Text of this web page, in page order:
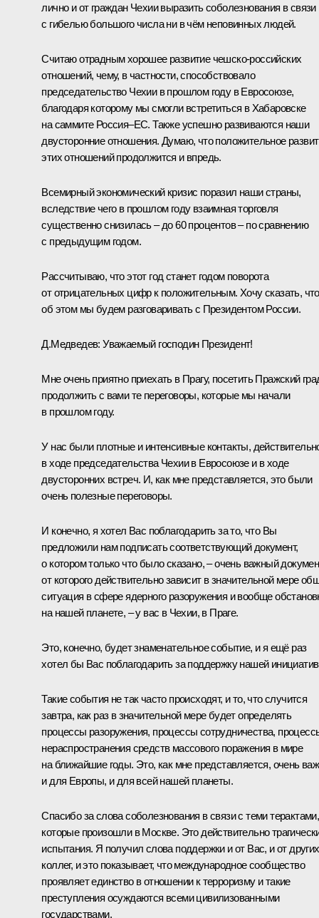
лично и от граждан Чехии выразить соболезнования в связи
с гибелью большого числа ни в чём неповинных людей.
Считаю отрадным хорошее развитие чешско-российских
отношений, чему, в частности, способствовало
председательство Чехии в прошлом году в Евросоюзе,
благодаря которому мы смогли встретиться в Хабаровске
насаммите Россия–ЕС. Также успешно развиваются наши
двусторонние отношения. Думаю, что положительное
этих отношений продолжится и впредь.
Всемирный экономический кризис поразил наши страны,
вследствие чего в прошлом году взаимная торговля
существенно снизилась – до 60 процентов – по сравнению
с предыдущим годом.
Рассчитываю, что этот год станет годом поворота
от отрицательных цифр к положительным. Хочу сказать, что
об этом мы будем разговаривать с Президентом России.
Д.Медведев:Уважаемый господин Президент!
Мне очень приятно приехать в Прагу, посетить Пражский
продолжить с вами те переговоры, которые мы начали
в прошлом году.
У нас были плотные и интенсивные контакты,
в ходе председательства Чехии в Евросоюзе и в ходе
двусторонних встреч. И, как мне представляется, это были
очень полезные переговоры.
И конечно, я хотел Вас поблагодарить за то, что Вы
предложили нам подписать соответствующий документ,
о котором только что было сказано, – очень важный
от которого действительно зависит в значительной мере
ситуация в сфере ядерного разоружения и вообще
на нашей планете, – у вас в Чехии, в Праге.
Это, конечно, будет знаменательное событие, и я ещё раз
хотел бы Вас поблагодарить за поддержку нашей
Такие события не так часто происходят, и то, что случится
завтра, как раз в значительной мере будет определять
процессы разоружения, процессы сотрудничества,
нераспространения средств массового поражения в мире
на ближайшие годы. Это, как мне представляется, очень
и для Европы, и для всей нашей планеты.
Спасибо за слова соболезнования в связи с теми терактами,
которые произошли в Москве. Это действительно
испытания. Я получил слова поддержки и от Вас, и от других
коллег, и это показывает, что международное сообщество
проявляет единство в отношении к терроризму и такие
преступления осуждаются всеми цивилизованными
государствами.